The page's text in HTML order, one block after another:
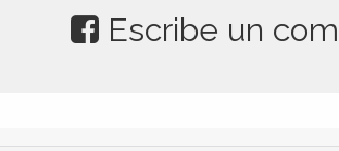
Escribe un